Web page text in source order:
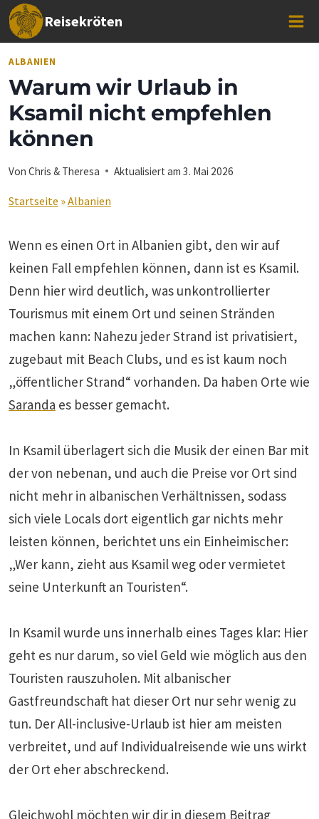
Zum
Inhalt
springen
Reisekröten
ALBANIEN
Warum wir Urlaub in
Ksamil nicht empfehlen
können
Von Chris & Theresa Aktualisiert am 3. Mai 2026
Startseite »Albanien
Wenn es einen Ort in Albanien gibt, den wir auf
keinen Fall empfehlen können, dann ist es Ksamil.
Denn hier wird deutlich, was unkontrollierter
Tourismus mit einem Ort und seinen Stränden
machen kann: Nahezu jeder Strand ist privatisiert,
zugebaut mit Beach Clubs, und es ist kaum noch
„öffentlicher Strand“ vorhanden. Da haben Orte wie
Saranda es besser gemacht.
In Ksamil überlagert sich die Musik der einen Bar mit
der von nebenan, und auch die Preise vor Ort sind
nicht mehr in albanischen Verhältnissen, sodass
sich viele Locals dort eigentlich gar nichts mehr
leisten können, berichtet uns ein Einheimischer:
„Wer kann, zieht aus Ksamil weg oder vermietet
seine Unterkunft an Touristen“.
In Ksamil wurde uns innerhalb eines Tages klar: Hier
geht es nur darum, so viel Geld wie möglich aus den
Touristen rauszuholen. Mit albanischer
Gastfreundschaft hat dieser Ort nur sehr wenig zu
tun. Der All-inclusive-Urlaub ist hier am meisten
verbreitet, und auf Individualreisende wie uns wirkt
der Ort eher abschreckend.
Gleichwohl möchten wir dir in diesem Beitrag